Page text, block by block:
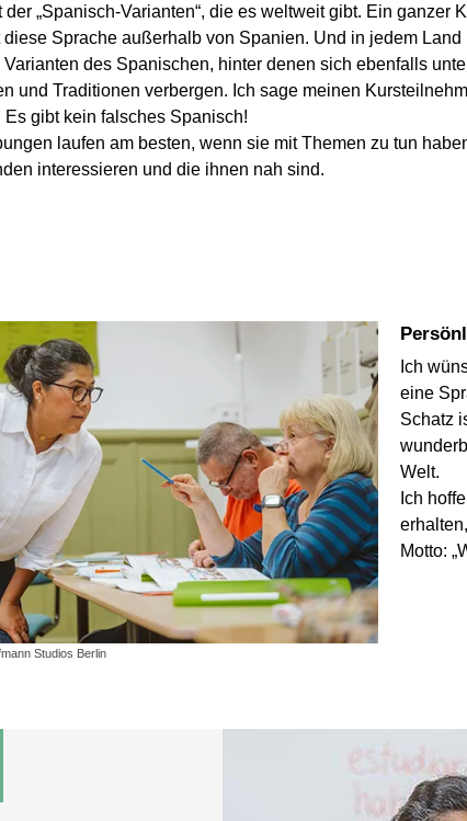
der „Spanisch-Varianten“, die es weltweit gibt. Ein ganzer
diese Sprache außerhalb von Spanien. Und in jedem Land
Varianten des Spanischen, hinter denen sich ebenfalls
und Traditionen verbergen. Ich sage meinen
Es gibt kein falsches Spanisch!
laufen am besten, wenn sie mit Themen zu tun
interessieren und die ihnen nah sind.
Studios Berlin
Ich
eine
Schatz
Welt.
Ich
Motto: